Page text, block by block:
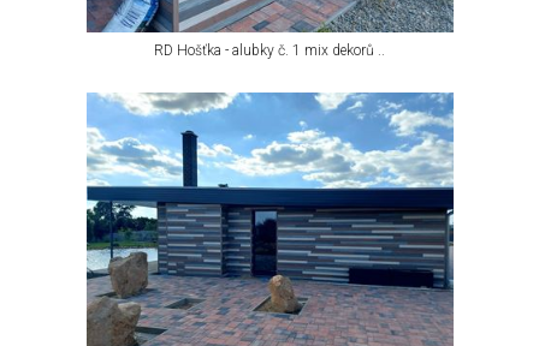
RD Hošťka - alubky č. 1 mix dekorů ..